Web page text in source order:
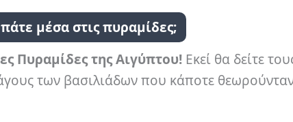
μέσα στις πυραμίδες;
Πυραμίδες της Αιγύπτου! Εκεί θα δείτε
των βασιλιάδων που κάποτε